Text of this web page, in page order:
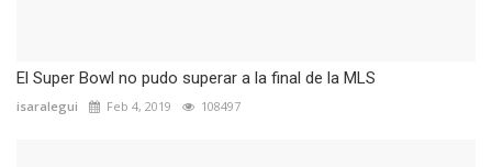
El Super Bowl no pudo superar a la final de la MLS
isaralegui Feb 4, 2019 108497